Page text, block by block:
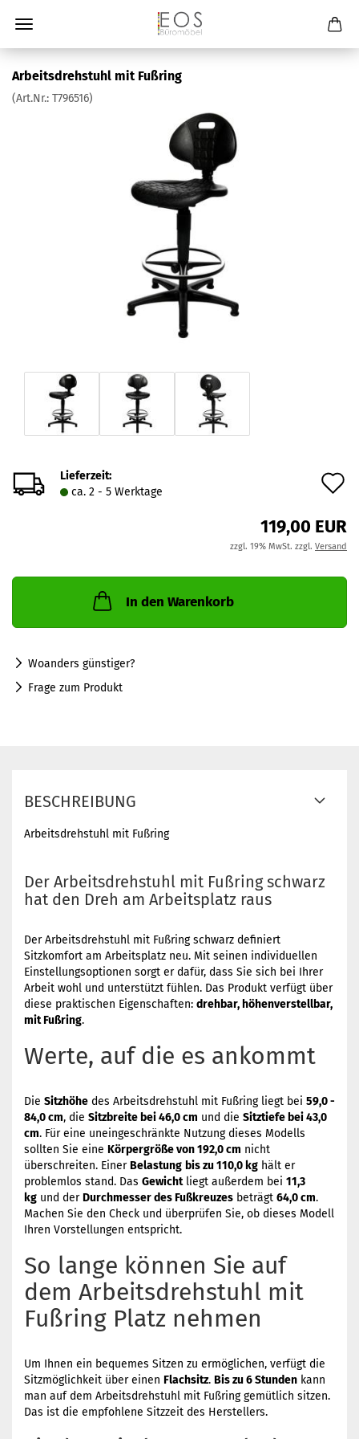
Arbeitsdrehstuhl mit Fußring
(Art.Nr.: T796516)
Lieferzeit:
ca. 2 - 5 Werktage
119,00 EUR
zzgl. 19% MwSt. zzgl. Versand
In den Warenkorb
Woanders günstiger?
Frage zum Produkt
BESCHREIBUNG
Arbeitsdrehstuhl mit Fußring
Der Arbeitsdrehstuhl mit Fußring schwarz
hat den Dreh am Arbeitsplatz raus
Der Arbeitsdrehstuhl mit Fußring schwarz definiert
Sitzkomfort am Arbeitsplatz neu. Mit seinen individuellen
Einstellungsoptionen sorgt er dafür, dass Sie sich bei Ihrer
Arbeit wohl und unterstützt fühlen. Das Produkt verfügt über
diese praktischen Eigenschaften: drehbar, höhenverstellbar,
mit Fußring.
Werte, auf die es ankommt
Die Sitzhöhe des Arbeitsdrehstuhl mit Fußring liegt bei 59,0 -
84,0 cm, die Sitzbreite bei 46,0 cm und die Sitztiefe bei 43,0
cm. Für eine uneingeschränkte Nutzung dieses Modells
sollten Sie eine Körpergröße von 192,0 cm nicht
überschreiten. EinerBelastung bis zu 110,0 kg hält er
problemlos stand. Das Gewichtliegt außerdem bei 11,3
kg und derDurchmesser des Fußkreuzes beträgt 64,0 cm.
Machen Sie den Check und überprüfen Sie, ob dieses Modell
Ihren Vorstellungen entspricht.
So lange können Sie auf
dem Arbeitsdrehstuhl mit
Fußring Platz nehmen
Um Ihnen ein bequemes Sitzen zu ermöglichen, verfügt die
Sitzmöglichkeit über einen Flachsitz. Bis zu 6 Stunden kann
man auf dem Arbeitsdrehstuhl mit Fußring gemütlich sitzen.
Das ist die empfohlene Sitzzeit des Herstellers.